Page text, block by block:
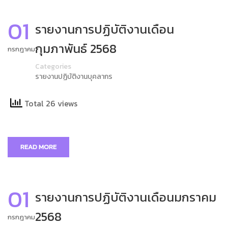
01
กรกฎาคม
รายงานการปฏิบัติงานเดือน
กุมภาพันธ์ 2568
Categories
รายงานปฏิบัติงานบุคลากร
Total 26 views
READ MORE
01
กรกฎาคม
รายงานการปฏิบัติงานเดือนมกราคม
2568